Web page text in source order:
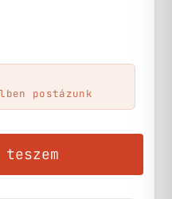
postázunk